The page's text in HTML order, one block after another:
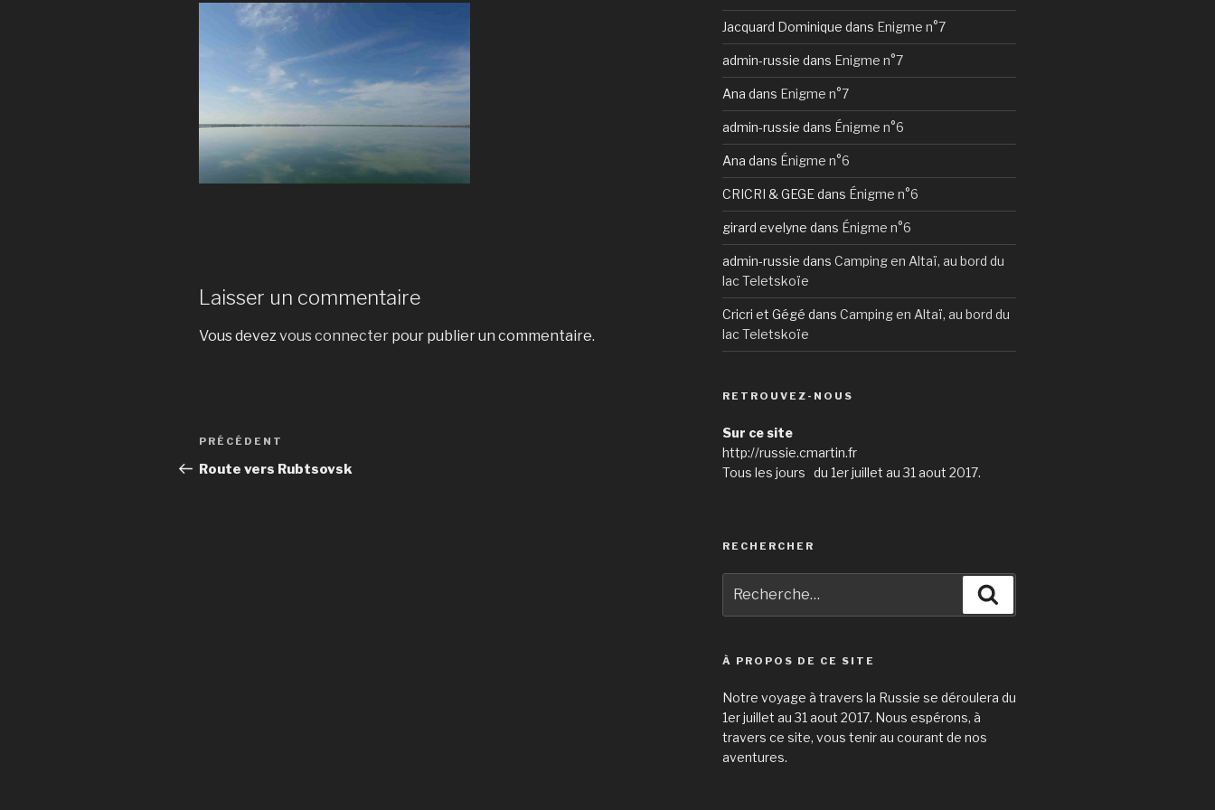
Laisser un commentaire
Vous devezvous connecter pour publier un commentaire.
Navigation
de
Article
précédent
PRÉCÉDENT
Route vers Rubtsovsk
Jacquard Dominique dans Enigme n°7
admin-russie dans Enigme n°7
Ana dans Enigme n°7
admin-russie dans Énigme n°6
Ana dans Énigme n°6
CRICRI & GEGEdans Énigme n°6
girard evelyne dans Énigme n°6
admin-russie dans Camping en Altaï, au bord du
lac Teletskoïe
Cricri et Gégé dans Camping en Altaï, au bord du
lac Teletskoïe
RETROUVEZ-NOUS
Sur ce site
http://russie.cmartin.fr
Tous les jours du 1er juillet au 31 aout 2017.
RECHERCHER
pour
:
À PROPOS DE CE SITE
Notre voyage à travers la Russie se déroulera du
1er juillet au 31 aout 2017. Nous espérons, à
travers ce site, vous tenir au courant de nos
aventures.